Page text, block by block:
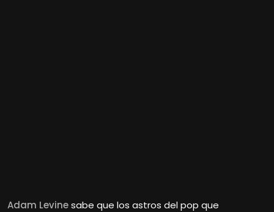
Adam Levinesabe que los astros del pop que